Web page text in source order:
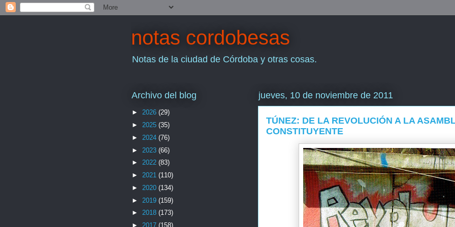
notas cordobesas
Notas de la ciudad de Córdoba y otras cosas.
jueves, 10 de noviembre de 2011
TÚNEZ: DE LA REVOLUCIÓN A LA
CONSTITUYENTE
Archivo del blog
► 2026 (29)
► 2025 (35)
► 2024 (76)
► 2023 (66)
► 2022 (83)
► 2021 (110)
► 2020 (134)
► 2019 (159)
► 2018 (173)
► 2017 (158)